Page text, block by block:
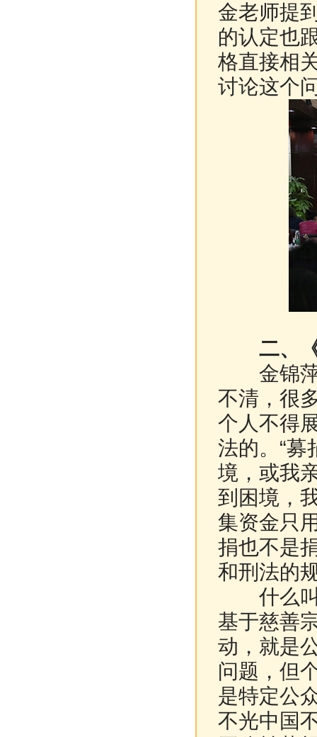
金老师提
的认定也
格直接相
讨论这个
二、《
金锦萍
不清，很
个人不得
法的。“募
境，或我
到困境，
集资金只
捐也不是
和刑法的
什么叫
基于慈善
动，就是
问题，但
是特定公
不光中国